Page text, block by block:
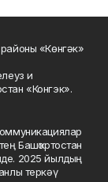
«Көнгәк»
и
«Конгэк».
Башҡортостан
2025 йылдың
теркәү